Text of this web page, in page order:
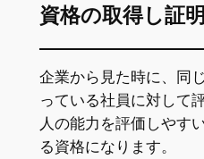
資格の取得し証
企業から見た時に、同
っている社員に対して
人の能力を評価しやす
る資格になります。